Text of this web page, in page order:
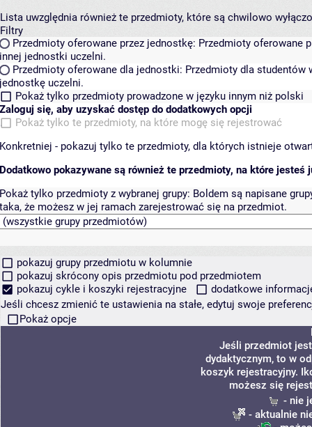
Lista uwzględnia również te przedmioty, które są chwilowo
Filtry
Przedmioty oferowane przez jednostkę: Przedmioty oferowane
innej jednostki uczelni.
Przedmioty oferowane dla jednostki: Przedmioty dla studentów
jednostkę uczelni.
Pokaż tylko przedmioty prowadzone w języku innym niż polski
Zaloguj się, aby uzyskać dostęp do dodatkowych opcji
Pokaż tylko te przedmioty, na które mogę się rejestrować
Konkretniej - pokazuj tylko te przedmioty, dla których istnieje
Dodatkowo pokazywane są również te przedmioty, na które jesteś
Pokaż tylko przedmioty z wybranej grupy: Boldem są napisane
taka, że możesz w jej ramach zarejestrować się na przedmiot.
pokazuj grupy przedmiotu w kolumnie
pokazuj skrócony opis przedmiotu pod przedmiotem
pokazuj cykle i koszyki rejestracyjne
dodatkowe
Jeśli chcesz zmienić te ustawienia na stałe, edytuj swoje
Pokaż opcje
Jeśli przedmiot
dydaktycznym, to w
koszyk rejestracyjny.
możesz się
- nie
- aktualnie